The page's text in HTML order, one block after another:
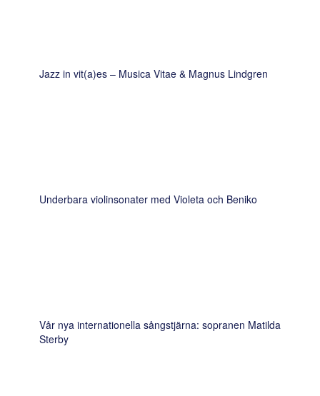
Jazz in vit(a)es – Musica Vitae & Magnus Lindgren
Underbara violinsonater med Violeta och Beniko
Vår nya internationella sångstjärna: sopranen Matilda
Sterby